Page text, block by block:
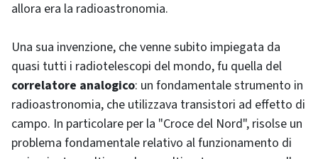
allora era la radioastronomia.
Una sua invenzione, che venne subito impiegata da
quasi tutti i radiotelescopi del mondo, fu quella del
correlatore analogico: un fondamentale strumento in
radioastronomia, che utilizzava transistori ad effetto di
campo. In particolare per la "Croce del Nord", risolse un
problema fondamentale relativo al funzionamento di